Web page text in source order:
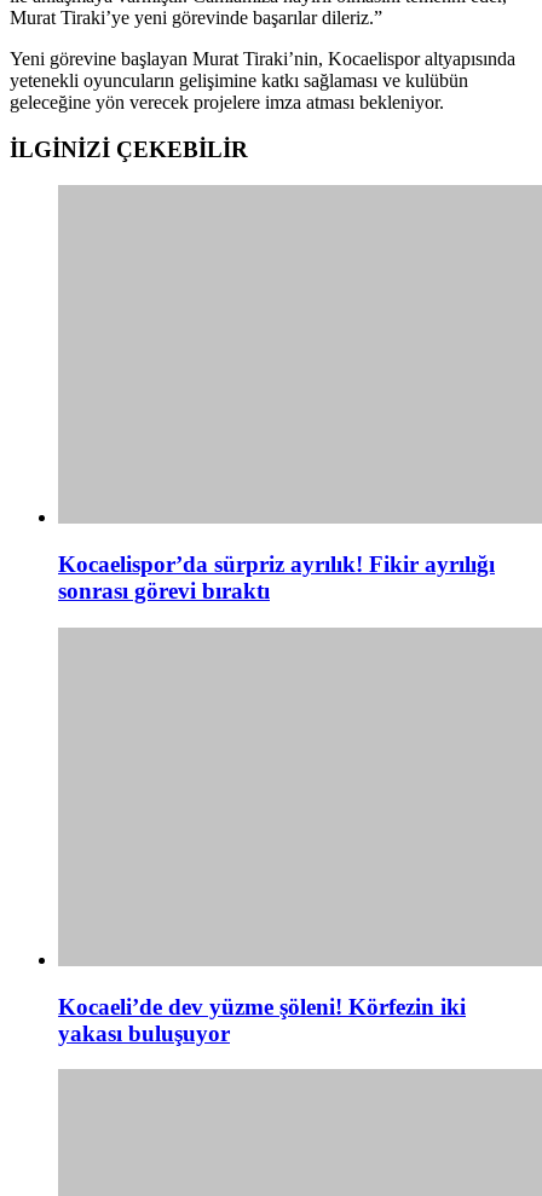
Murat Tiraki’ye yeni görevinde başarılar dileriz.”
Yeni görevine başlayan Murat Tiraki’nin, Kocaelispor altyapısında
yetenekli oyuncuların gelişimine katkı sağlaması ve kulübün
geleceğine yön verecek projelere imza atması bekleniyor.
İLGİNİZİ ÇEKEBİLİR
Kocaelispor’da sürpriz ayrılık! Fikir ayrılığı
sonrası görevi bıraktı
Kocaeli’de dev yüzme şöleni! Körfezin iki
yakası buluşuyor